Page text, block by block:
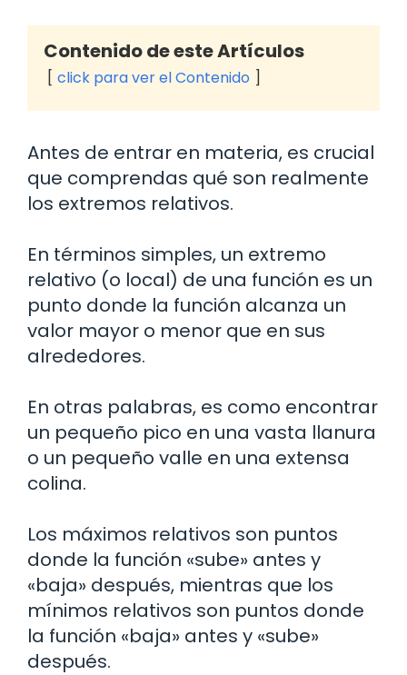
Contenido de este Artículos
click para ver el Contenido
Antes de entrar en materia, es crucial
que comprendas qué son realmente
los extremos relativos.
En términos simples, un extremo
relativo (o local) de una función es un
punto donde la función alcanza un
valor mayor o menor que en sus
alrededores.
En otras palabras, es como encontrar
un pequeño pico en una vasta llanura
o un pequeño valle en una extensa
colina.
Los máximos relativos son puntos
donde la función «sube» antes y
«baja» después, mientras que los
mínimos relativos son puntos donde
la función «baja» antes y «sube»
después.